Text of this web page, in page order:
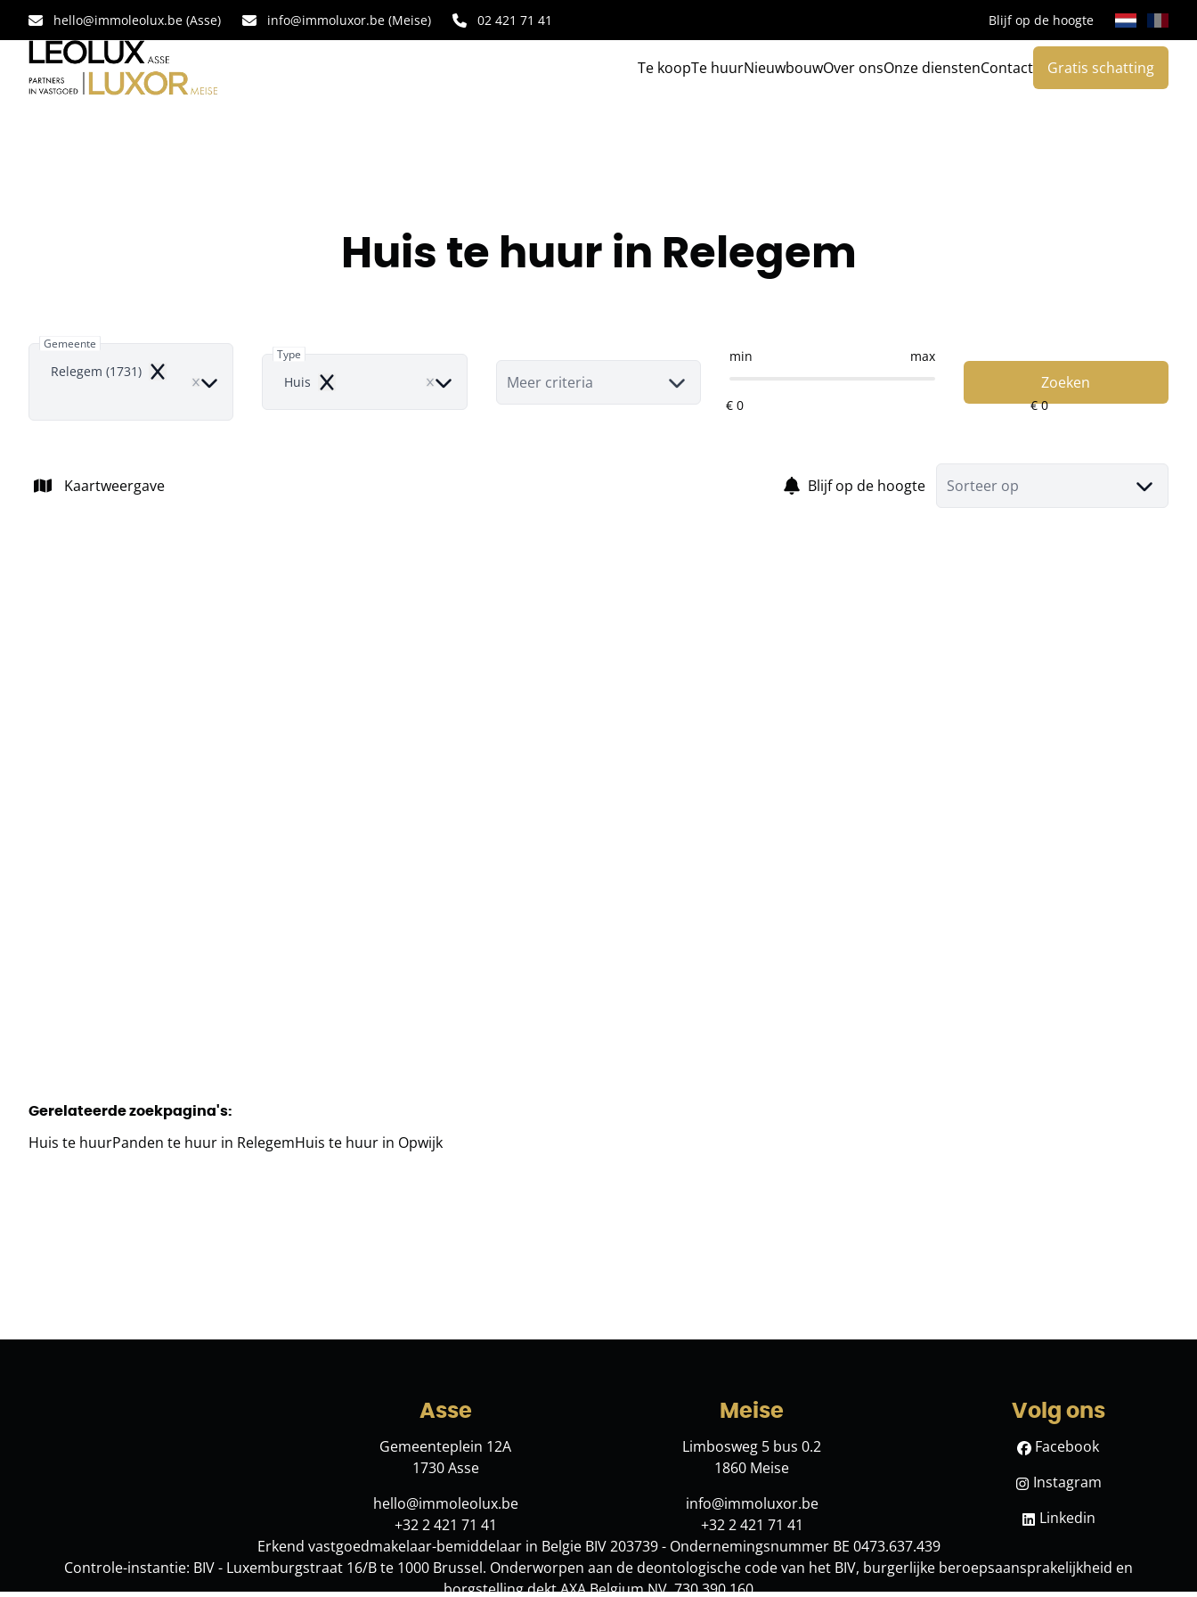
hello@immoleolux.be (Asse) info@immoluxor.be (Meise) 02 421 71 41 Blijf op de hoogte
Te koopTe huurNieuwbouwOver onsOnze dienstenContact Gratis schatting
Huis te huur in Relegem
Gemeente
Relegem (1731) Remove
Type
Huis Remove Meer criteria
min max
Zoeken
Kaartweergave Blijf op de hoogte Sorteer op
Gerelateerde zoekpagina's:
Huis te huurPanden te huur in RelegemHuis te huur in Opwijk
Asse
Gemeenteplein 12A
1730 Asse
hello@immoleolux.be
+32 2 421 71 41
Meise
Limbosweg 5 bus 0.2
1860 Meise
info@immoluxor.be
+32 2 421 71 41
Volg ons
Facebook
Instagram
Linkedin
Erkend vastgoedmakelaar-bemiddelaar in Belgie BIV 203739 - Ondernemingsnummer BE 0473.637.439
Controle-instantie: BIV - Luxemburgstraat 16/B te 1000 Brussel. Onderworpen aan de deontologische code van het BIV, burgerlijke beroepsaansprakelijkheid en
borgstelling dekt AXA Belgium NV, 730.390.160